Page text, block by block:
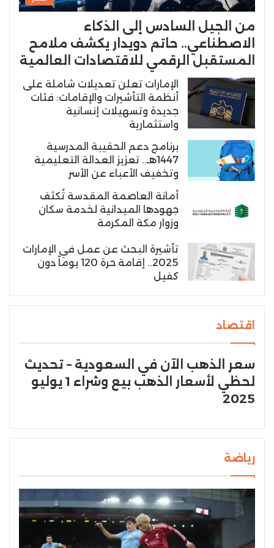
من الجيل السادس إلى الذكاء
الاصطناعي.. حاتم دويدار يكشف ملامح
المستقبل الرقمي للاقتصادات العالمية
الإمارات تعلن تعديلات شاملة على
أنظمة التأشيرات والإقامات: فئات
جديدة وتسهيلات إنسانية
واستثمارية
برنامج دعم الحقيبة المدرسية
1447هـ.. تعزيز العدالة التعليمية
وتخفيف الأعباء عن الأسر
أمانة العاصمة المقدسة تُكثف
جهودها الميدانية لخدمة سكان
وزوار مكة المكرمة
تأشيرة البحث عن عمل في الإمارات
2025.. إقامة حرة 120 يوماً دون
كفيل
اقتصاد
سعر الذهب الآن في السعودية – تحديث
لحظي لأسعار الذهب بيع وشراء 1 يوليو
2025
رياضة